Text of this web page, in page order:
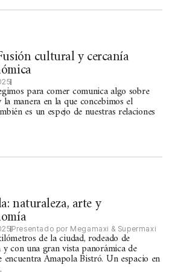
cultural y cercanía
para comer comunica algo sobre
manera en la que concebimos el
es un espejo de nuestras relaciones
naturaleza, arte y
Presentado por Megamaxi & Supermaxi
de la ciudad, rodeado de
y con una gran vista panorámica de
encuentra Amapola Bistró. Un espacio en